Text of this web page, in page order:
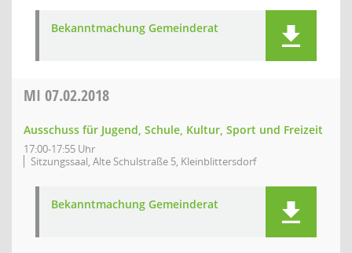
Bekanntmachung Gemeinderat
MI 07.02.2018
Ausschuss für Jugend, Schule, Kultur, Sport und Freizeit
17:00-17:55 Uhr
Sitzungssaal, Alte Schulstraße 5, Kleinblittersdorf
Bekanntmachung Gemeinderat